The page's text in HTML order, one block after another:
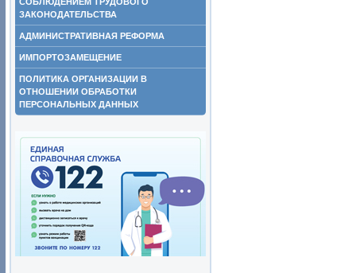
ЗАКОНОДАТЕЛЬСТВА
АДМИНИСТРАТИВНАЯ РЕФОРМА
ИМПОРТОЗАМЕЩЕНИЕ
ПОЛИТИКА ОРГАНИЗАЦИИ В
ОТНОШЕНИИ ОБРАБОТКИ
ПЕРСОНАЛЬНЫХ ДАННЫХ